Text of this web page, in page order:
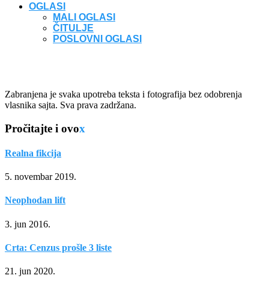
OGLASI
MALI OGLASI
ČITULJE
POSLOVNI OGLASI
Zabranjena je svaka upotreba teksta i fotografija bez odobrenja
vlasnika sajta. Sva prava zadržana.
Pročitajte i ovox
Realna fikcija
5. novembar 2019.
Neophodan lift
3. jun 2016.
Crta: Cenzus prošle 3 liste
21. jun 2020.